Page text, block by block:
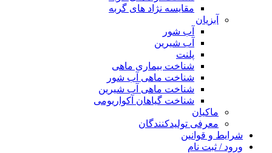
مقایسه نژاد های گربه
آبزیان
آب شور
آب شیرین
پلنت
شناخت بیماری ماهی
شناخت ماهی آب شور
شناخت ماهی آب شیرین
شناخت گیاهان آکواریومی
ماکیان
معرفی تولیدکنندگان
شرایط و قوانین
ورود / ثبت نام